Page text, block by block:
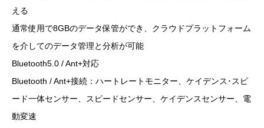
える
通常使用で8GBのデータ保管ができ、クラウドプラットフォーム
を介してのデータ管理と分析が可能
Bluetooth5.0 / Ant+対応
Bluetooth / Ant+接続：ハートレートモニター、ケイデンス･スピ
ード一体センサー、スピードセンサー、ケイデンスセンサー、電
動変速